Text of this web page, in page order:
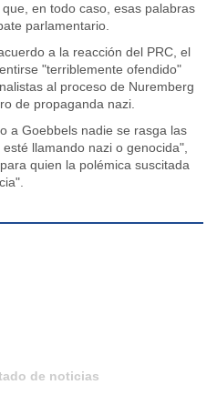
en todo caso, esas palabras
parlamentario.
a la reacción del PRC, el
"terriblemente ofendido"
al proceso de Nuremberg
de propaganda nazi.
a Goebbels nadie se rasga las
llamando nazi o genocida",
quien la polémica suscitada
de noticias